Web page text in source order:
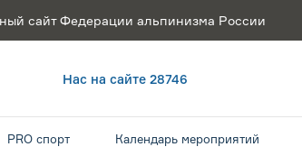
сайт Федерации альпинизма России
Нас на сайте 28746
PRO спорт Календарь мероприятий